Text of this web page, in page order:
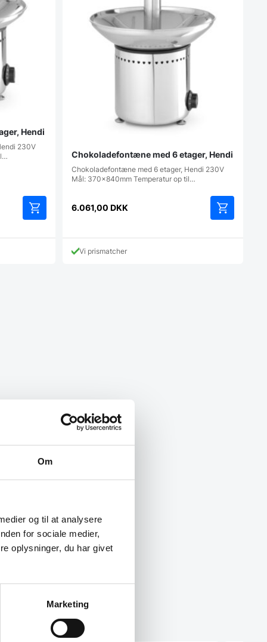
Om
og til at analysere
for sociale medier,
oplysninger, du har givet
Marketing
Hendi
230V
Chokoladefontæne med 6 etager, Hendi
Chokoladefontæne med 6 etager, Hendi 230V
Mål: 370x840mm Temperatur op til…
6.061,00 DKK
Vi prismatcher